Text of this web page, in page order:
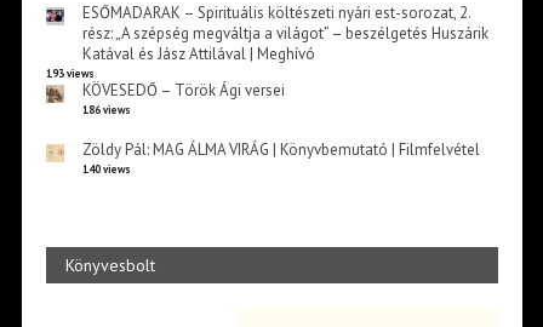
ESŐMADARAK – Spirituális költészeti nyári est-sorozat, 2.
rész: „A szépség megváltja a világot” – beszélgetés Huszárik
Katával és Jász Attilával | Meghívó
193 views
KÖVESEDŐ – Török Ági versei
186 views
Zöldy Pál: MAG ÁLMA VIRÁG | Könyvbemutató | Filmfelvétel
140 views
Könyvesbolt